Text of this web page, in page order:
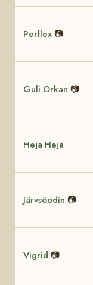
Perflex 📷
Guli Orkan 📷
Heja Heja
Järvsöodin 📷
Vigrid 📷